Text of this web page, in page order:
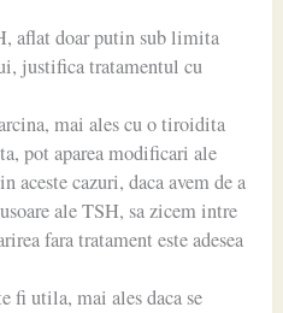
aflat doar putin sub limita
justifica tratamentul cu
mai ales cu o tiroidita
pot aparea modificari ale
aceste cazuri, daca avem de a
ale TSH, sa zicem intre
fara tratament este adesea
fi utila, mai ales daca se